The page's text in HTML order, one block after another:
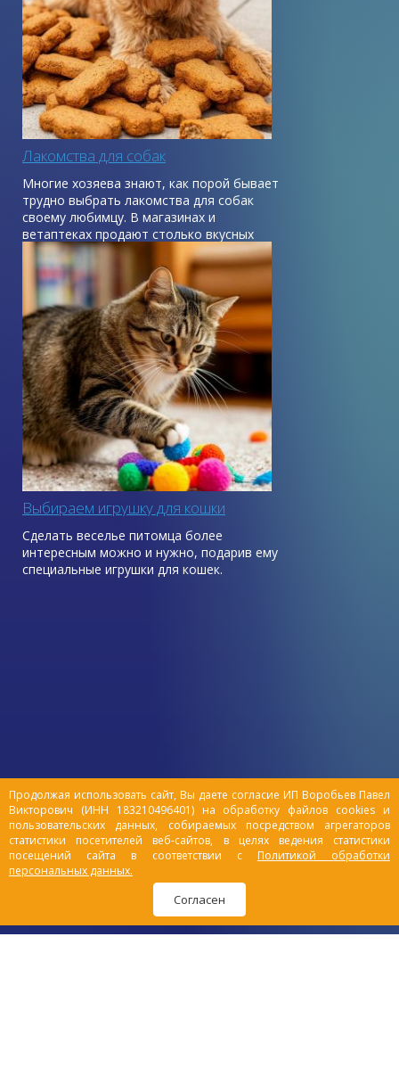
Продолжая использовать сайт, Вы даете согласие ИП Воробьев Павел
Викторович (ИНН 183210496401) на обработку файлов cookies и
пользовательских данных, собираемых посредством агрегаторов
статистики посетителей веб-сайтов, в целях ведения статистики
посещений сайта в соответствии с Политикой обработки
персональных данных.
Согласен
Лакомства для собак
Многие хозяева знают, как порой бывает
трудно выбрать лакомства для собак
своему любимцу. В магазинах и
ветаптеках продают столько вкусных
вещей, что немудрено растеряться.
Выбираем игрушку для кошки
Сделать веселье питомца более
интересным можно и нужно, подарив ему
специальные игрушки для кошек.